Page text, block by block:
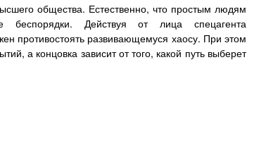
общества. Естественно, что простым людям
Действуя от лица спецагента
противостоять развивающемуся хаосу. При этом
а концовка зависит от того, какой путь выберет